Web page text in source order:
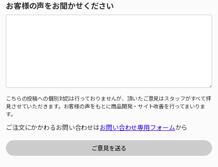
お客様の声をお聞かせください
こちらの投稿への個別対応は行っておりませんが、頂いたご意見はスタッフがすべて拝
見させていただきます。お客様の声をもとに商品開発・サイト改善を行ってまいりま
す。
ご注文にかかわるお問い合わせはお問い合わせ専用フォームから